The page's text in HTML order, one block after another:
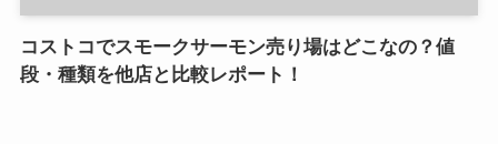
コストコでスモークサーモン売り場はどこなの？値
段・種類を他店と比較レポート！